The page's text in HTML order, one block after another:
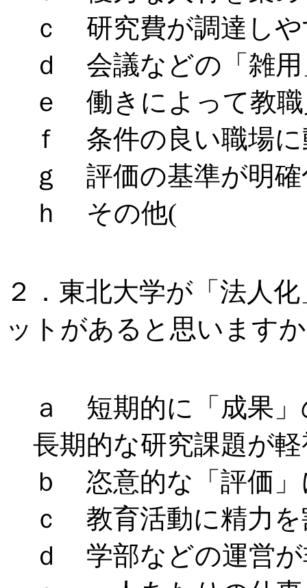
ｃ 研究費が調達し
ｄ 会議などの「雑用
ｅ 働きによって教
ｆ 条件の良い職場
ｇ 評価の基準が明確
ｈ そ
２．東北大学が「法人
ットがあると思います
ａ 短期的に「成果
長期的な研究課題が
ｂ 恣意的な「評価
ｃ 教育活動に精力
ｄ 学部などの運営